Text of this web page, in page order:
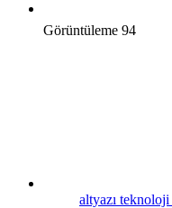
Görüntüleme 94
altyazı teknoloji